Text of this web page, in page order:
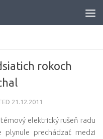
rokoch
21.12.2011
elektrický rušeň radu
plynule prechádzať medzi